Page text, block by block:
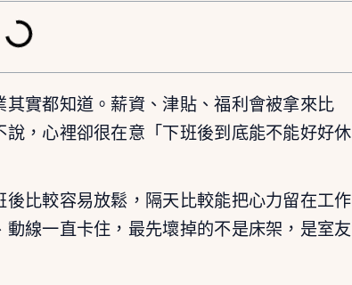
實都知道。薪資、津貼、福利會被拿來比
，心裡卻很在意「下班後到底能不能好好休
比較容易放鬆，隔天比較能把心力留在工作
線一直卡住，最先壞掉的不是床架，是室友